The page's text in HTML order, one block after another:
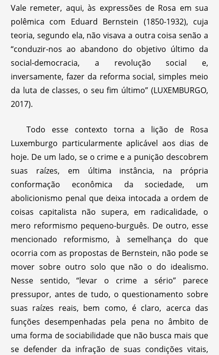
Vale remeter, aqui, às expressões de Rosa em sua
polêmica com Eduard Bernstein (1850-1932), cuja
teoria, segundo ela, não visava a outra coisa senão a
“conduzir-nos ao abandono do objetivo último da
social-democracia, a revolução social e,
inversamente, fazer da reforma social, simples meio
da luta de classes, o seu fim último” (LUXEMBURGO,
2017).
Todo esse contexto torna a lição de Rosa
Luxemburgo particularmente aplicável aos dias de
hoje. De um lado, se o crime e a punição descobrem
suas raízes, em última instância, na própria
conformação econômica da sociedade, um
abolicionismo penal que deixa intocada a ordem de
coisas capitalista não supera, em radicalidade, o
mero reformismo pequeno-burguês. De outro, esse
mencionado reformismo, à semelhança do que
ocorria com as propostas de Bernstein, não pode se
mover sobre outro solo que não o do idealismo.
Nesse sentido, “levar o crime a sério” parece
pressupor, antes de tudo, o questionamento sobre
suas raízes reais, bem como, é claro, acerca das
funções desempenhadas pela pena no âmbito de
uma forma de sociabilidade que não busca mais que
se defender da infração de suas condições vitais,